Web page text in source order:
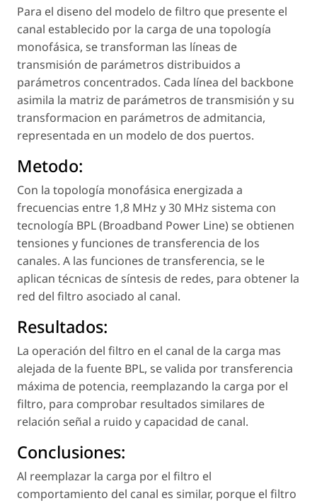
Para el diseno del modelo de filtro que presente el
canal establecido por la carga de una topología
monofásica, se transforman las líneas de
transmisión de parámetros distribuidos a
parámetros concentrados. Cada línea del backbone
asimila la matriz de parámetros de transmisión y su
transformacion en parámetros de admitancia,
representada en un modelo de dos puertos.
Metodo:
Con la topología monofásica energizada a
frecuencias entre 1,8 MHz y 30 MHz sistema con
tecnología BPL (Broadband Power Line) se obtienen
tensiones y funciones de transferencia de los
canales. A las funciones de transferencia, se le
aplican técnicas de síntesis de redes, para obtener la
red del filtro asociado al canal.
Resultados:
La operación del filtro en el canal de la carga mas
alejada de la fuente BPL, se valida por transferencia
máxima de potencia, reemplazando la carga por el
filtro, para comprobar resultados similares de
relación señal a ruido y capacidad de canal.
Conclusiones:
Al reemplazar la carga por el filtro el
comportamiento del canal es similar, porque el filtro